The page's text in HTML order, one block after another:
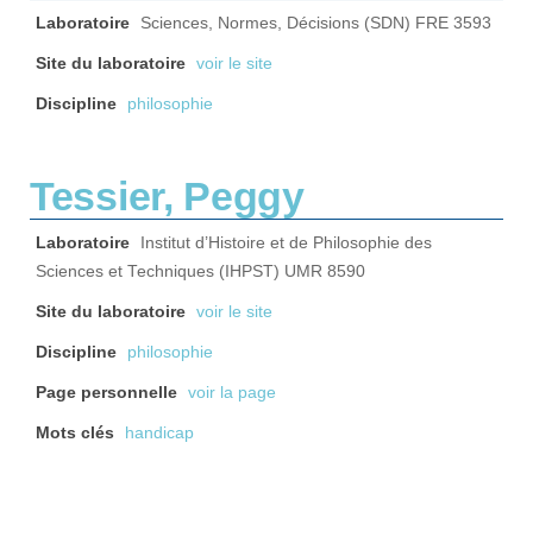
Laboratoire Sciences, Normes, Décisions (SDN) FRE 3593
Site du laboratoire voir le site
Discipline philosophie
Tessier, Peggy
Laboratoire
Institut d’Histoire et de Philosophie des
Sciences et Techniques (IHPST) UMR 8590
Site du laboratoire voir le site
Discipline philosophie
Page personnelle voir la page
Mots clés handicap